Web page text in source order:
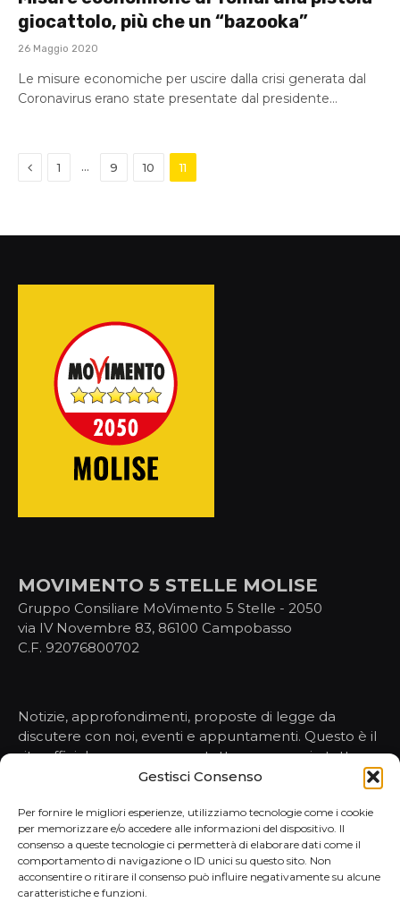
Gestisci Consenso
Per fornire le migliori esperienze, utilizziamo tecnologie come i cookie
per memorizzare e/o accedere alle informazioni del dispositivo. Il
consenso a queste tecnologie ci permetterà di elaborare dati come il
comportamento di navigazione o ID unici su questo sito. Non
acconsentire o ritirare il consenso può influire negativamente su alcune
caratteristiche e funzioni.
giocattolo, più che un “bazooka”
26 Maggio 2020
Le misure economiche per uscire dalla crisi generata dal
Coronavirus erano state presentate dal presidente…
Previous
1 … 9 10 11
MOVIMENTO 5 STELLE MOLISE
Gruppo Consiliare MoVimento 5 Stelle - 2050
via IV Novembre 83, 86100 Campobasso
C.F. 92076800702
Notizie, approfondimenti, proposte di legge da
discutere con noi, eventi e appuntamenti. Questo è il
sito ufficiale per conoscere tutto, ma proprio tutto,
sulle nostre attività nelle istituzioni.
HOMEPAGE
NOTIZIE
PORTAVOCE